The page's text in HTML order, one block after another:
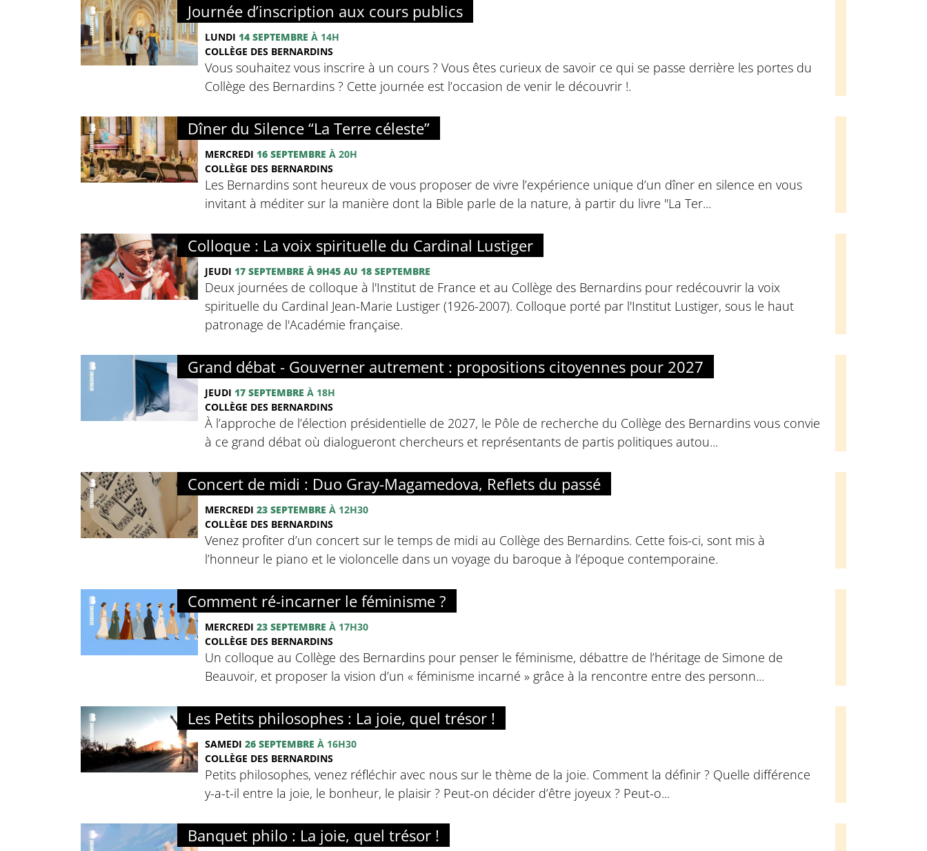
Journée d’inscription aux cours publics
LUNDI 14 SEPTEMBRE À 14H
COLLÈGE DES BERNARDINS
Vous souhaitez vous inscrire à un cours ? Vous êtes curieux de savoir ce qui se passe derrière les portes du
Collège des Bernardins ? Cette journée est l’occasion de venir le découvrir !.
Dîner du Silence “La Terre céleste”
MERCREDI 16 SEPTEMBRE À 20H
COLLÈGE DES BERNARDINS
Les Bernardins sont heureux de vous proposer de vivre l’expérience unique d’un dîner en silence en vous
invitant à méditer sur la manière dont la Bible parle de la nature, à partir du livre "La Ter...
Colloque : La voix spirituelle du Cardinal Lustiger
JEUDI 17 SEPTEMBRE À 9H45 AU 18 SEPTEMBRE
Deux journées de colloque à l'Institut de France et au Collège des Bernardins pour redécouvrir la voix
spirituelle du Cardinal Jean-Marie Lustiger (1926-2007). Colloque porté par l'Institut Lustiger, sous le haut
patronage de l'Académie française.
Grand débat - Gouverner autrement : propositions citoyennes pour 2027
JEUDI 17 SEPTEMBRE À 18H
COLLÈGE DES BERNARDINS
À l’approche de l’élection présidentielle de 2027, le Pôle de recherche du Collège des Bernardins vous convie
à ce grand débat où dialogueront chercheurs et représentants de partis politiques autou...
Concert de midi : Duo Gray-Magamedova, Reflets du passé
MERCREDI 23 SEPTEMBRE À 12H30
COLLÈGE DES BERNARDINS
Venez profiter d’un concert sur le temps de midi au Collège des Bernardins. Cette fois-ci, sont mis à
l’honneur le piano et le violoncelle dans un voyage du baroque à l’époque contemporaine.
Comment ré-incarner le féminisme ?
MERCREDI 23 SEPTEMBRE À 17H30
COLLÈGE DES BERNARDINS
Un colloque au Collège des Bernardins pour penser le féminisme, débattre de l’héritage de Simone de
Beauvoir, et proposer la vision d’un « féminisme incarné » grâce à la rencontre entre des personn...
Les Petits philosophes : La joie, quel trésor !
SAMEDI 26 SEPTEMBRE À 16H30
COLLÈGE DES BERNARDINS
Petits philosophes, venez réfléchir avec nous sur le thème de la joie. Comment la définir ? Quelle différence
y-a-t-il entre la joie, le bonheur, le plaisir ? Peut-on décider d’être joyeux ? Peut-o...
Banquet philo : La joie, quel trésor !